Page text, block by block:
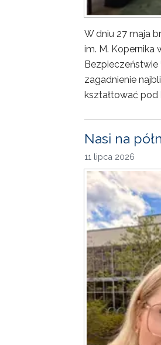
W dniu 27 maja
im. M. Kopernika
zagadnienie
kształtować
Nasi na
11 lipca 2026